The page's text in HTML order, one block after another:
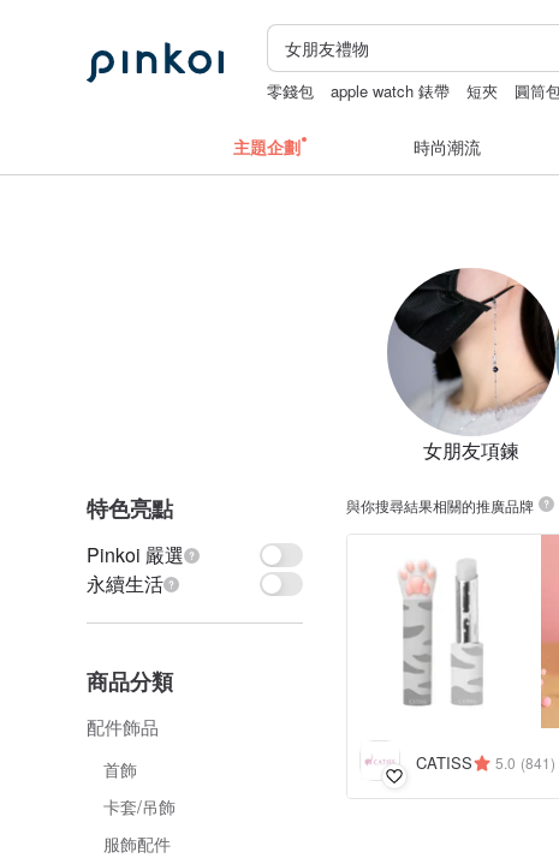
零錢包 apple watch 錶帶 短夾 圓筒
主題企劃 時尚潮流
女朋友項鍊
特色亮點
Pinkoi 嚴選
永續生活
商品分類
配件飾品
首飾
卡套/吊飾
服飾配件
與你搜尋結果相關的推廣品牌
CATISS 5.0 (841)